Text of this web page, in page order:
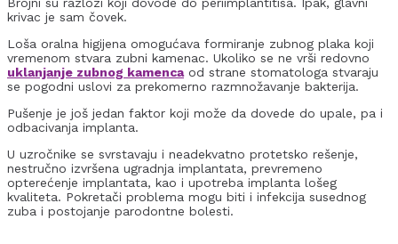
krivac je sam čovek.
Loša oralna higijena omogućava formiranje zubnog plaka koji
vremenom stvara zubni kamenac. Ukoliko se ne vrši redovno
uklanjanje zubnog kamencaod strane stomatologa stvaraju
se pogodni uslovi za prekomerno razmnožavanje bakterija.
Pušenje je još jedan faktor koji može da dovede do upale, pa i
odbacivanja implanta.
U uzročnike se svrstavaju i neadekvatno protetsko rešenje,
nestručno izvršena ugradnja implantata, prevremeno
opterećenje implantata, kao i upotreba implanta lošeg
kvaliteta. Pokretači problema mogu biti i infekcija susednog
zuba i postojanje parodontne bolesti.